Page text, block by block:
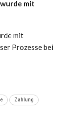
mit
mit
Prozesse bei
Zahlung